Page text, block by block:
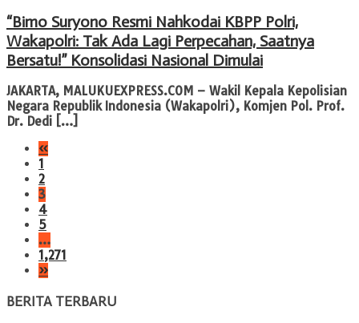
“Bimo Suryono Resmi Nahkodai KBPP Polri,
Wakapolri: Tak Ada Lagi Perpecahan, Saatnya
Bersatu!” Konsolidasi Nasional Dimulai
JAKARTA, MALUKUEXPRESS.COM – Wakil Kepala Kepolisian
Negara Republik Indonesia (Wakapolri), Komjen Pol. Prof.
Dr. Dedi […]
«
1
2
3
4
5
…
1,271
»
BERITA TERBARU